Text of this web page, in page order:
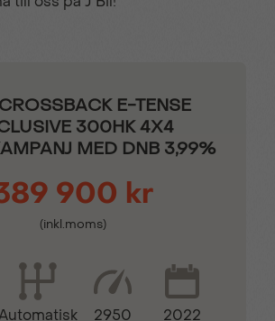
bak Apple CarPlay
Bluetooth (handsfree)
ABS-bromsar
ACC 2 klimatzoner
E-TENSE
300HK 4X4
MED DNB 3,99%
900 kr
(inkl.moms)
2950 2022